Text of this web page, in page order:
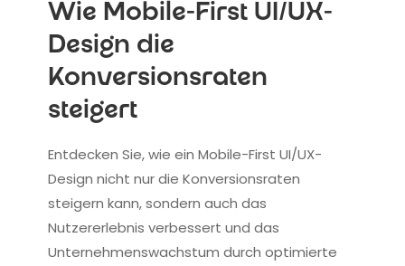
Wie Mobile-First UI/UX-
Design die
Konversionsraten
steigert
Entdecken Sie, wie ein Mobile-First UI/UX-
Design nicht nur die Konversionsraten
steigern kann, sondern auch das
Nutzererlebnis verbessert und das
Unternehmenswachstum durch optimierte